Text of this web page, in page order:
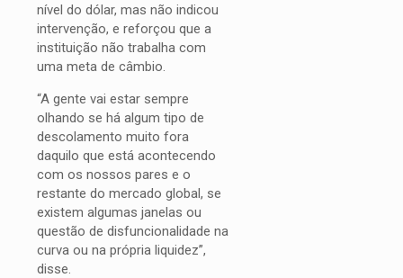
nível do dólar, mas não indicou
intervenção, e reforçou que a
instituição não trabalha com
uma meta de câmbio.
“A gente vai estar sempre
olhando se há algum tipo de
descolamento muito fora
daquilo que está acontecendo
com os nossos pares e o
restante do mercado global, se
existem algumas janelas ou
questão de disfuncionalidade na
curva ou na própria liquidez”,
disse.